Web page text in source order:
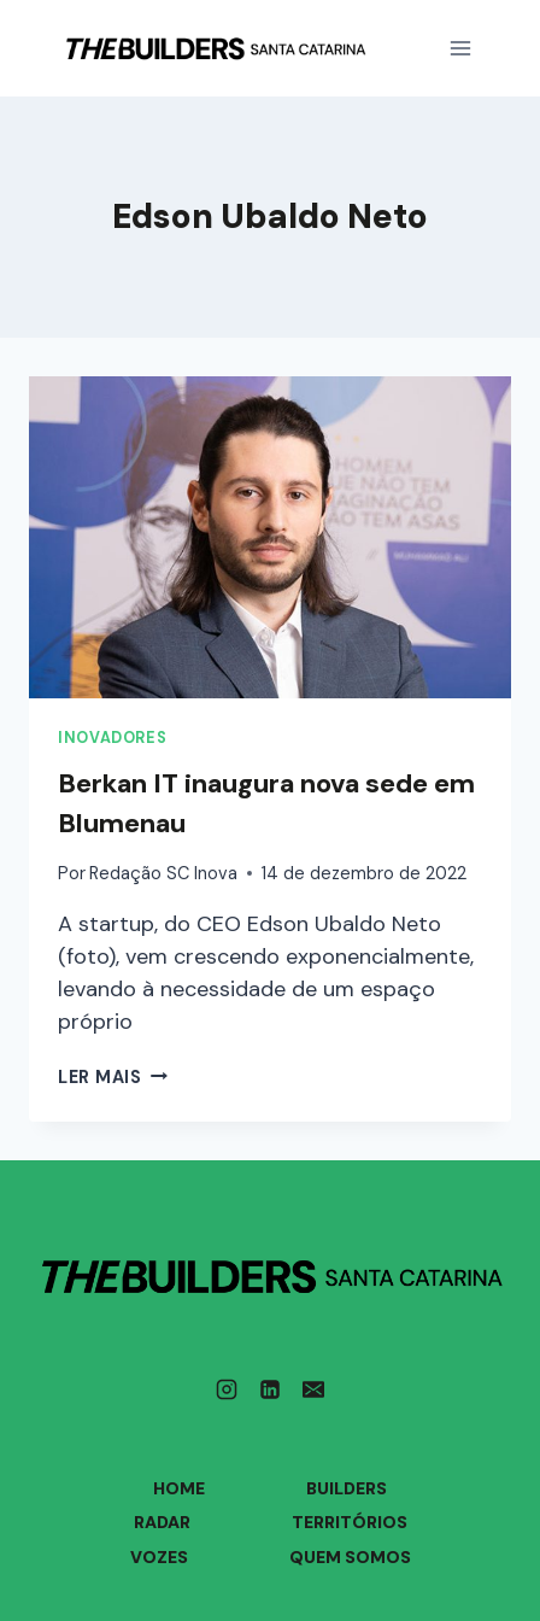
Edson Ubaldo Neto
INOVADORES
Berkan IT inaugura nova sede em
Blumenau
PorRedação SC Inova 14 de dezembro de 2022
A startup, do CEO Edson Ubaldo Neto
(foto), vem crescendo exponencialmente,
levando à necessidade de um espaço
próprio
LER MAIS
HOME
BUILDERS
RADAR
TERRITÓRIOS
VOZES
QUEM SOMOS